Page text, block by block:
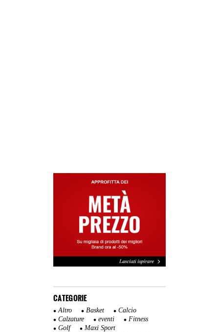
CATEGORIE
Altro Basket
Calcio
Calzature
eventi
Fitness
Golf
Maxi Sport